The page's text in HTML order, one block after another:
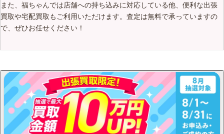
また、福ちゃんでは店舗への持ち込みに対応している他、便利な出張
買取や宅配買取もご利用いただけます。査定は無料で承っていますの
で、ぜひお任せください！